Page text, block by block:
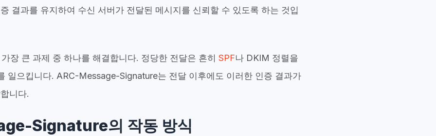
결과를 유지하여 수신 서버가 전달된 메시지를 신뢰할 수 있도록 하는 것입
장 큰 과제 중 하나를 해결합니다. 정당한 전달은 흔히 SPF나 DKIM 정렬을
일으킵니다. ARC-Message-Signature는 전달 이후에도 이러한 인증 결과가
니다.
Signature의 작동 방식